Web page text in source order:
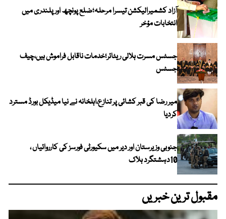
آزاد کشمیرالیکشن تیسرا مرحلہ؛ضلع پونچھ اور پلندری میں
انتخابات مؤخر
جسٹس مسرت ہلالی ریٹائر؛خدمات ناقابل فراموش ہیں،چیف
جسٹس
میر رضا کی قبر کشائی پر تنازع،اہلخانہ نے نیا میڈیکل بورڈ مسترد
کردیا
جنوبی وزیرستان اور دیر میں سکیورٹی فورسز کی کارروائیاں ،
10دہشتگرد ہلاک
مقبول ترین خبریں